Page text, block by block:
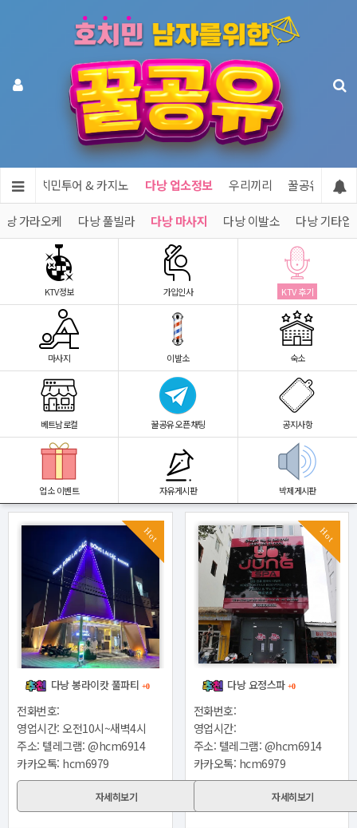
호치민투어 & 카지노 다낭 업소정보 우리끼리 꿀공유 제휴
낭 가라오케 다낭 풀빌라 다낭 마사지 다낭 이발소 다낭 기타업
KTV정보 가입인사 KTV 후기
마사지 이발소 숙소
베트남로컬 꿀공유 오픈채팅 공지사항
업소 이벤트 자유게시판 박제게시판
Hot
다낭 봉라이캇 풀파티 +0
전화번호:
영업시간: 오전10시~새벽4시
주소: 텔레그램: @hcm6914
카카오톡: hcm6979
자세히보기
Hot
다낭 요정스파 +0
전화번호:
영업시간:
주소: 텔레그램: @hcm6914
카카오톡: hcm6979
자세히보기